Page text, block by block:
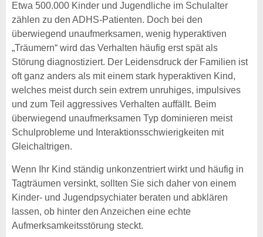
Etwa 500.000 Kinder und Jugendliche im Schulalter
zählen zu den ADHS-Patienten. Doch bei den
überwiegend unaufmerksamen, wenig hyperaktiven
„Träumern“ wird das Verhalten häufig erst spät als
Störung diagnostiziert. Der Leidensdruck der Familien ist
oft ganz anders als mit einem stark hyperaktiven Kind,
welches meist durch sein extrem unruhiges, impulsives
und zum Teil aggressives Verhalten auffällt. Beim
überwiegend unaufmerksamen Typ dominieren meist
Schulprobleme und Interaktionsschwierigkeiten mit
Gleichaltrigen.
Wenn Ihr Kind ständig unkonzentriert wirkt und häufig in
Tagträumen versinkt, sollten Sie sich daher von einem
Kinder- und Jugendpsychiater beraten und abklären
lassen, ob hinter den Anzeichen eine echte
Aufmerksamkeitsstörung steckt.